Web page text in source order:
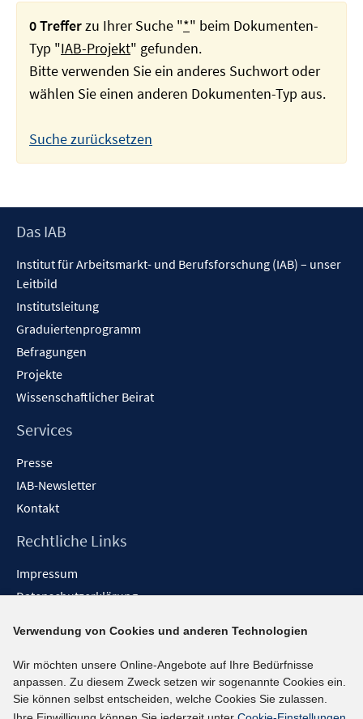
0 Trefferzu Ihrer Suche "*" beim Dokumenten-
Typ "IAB-Projekt" gefunden.
Bitte verwenden Sie ein anderes Suchwort oder
wählen Sie einen anderen Dokumenten-Typ aus.
Suche zurücksetzen
Footer
Das IAB
Institut für Arbeitsmarkt- und Berufsforschung (IAB) – unser
Leitbild
Institutsleitung
Graduiertenprogramm
Befragungen
Projekte
Wissenschaftlicher Beirat
Services
Presse
IAB-Newsletter
Kontakt
Rechtliche Links
Impressum
Datenschutzerklärung
Barrieren melden
Social-Media-Kanäle
BlueSky
Verwendung von Cookies und anderen Technologien
Wir möchten unsere Online-Angebote auf Ihre Bedürfnisse
anpassen. Zu diesem Zweck setzen wir sogenannte Cookies ein.
Sie können selbst entscheiden, welche Cookies Sie zulassen.